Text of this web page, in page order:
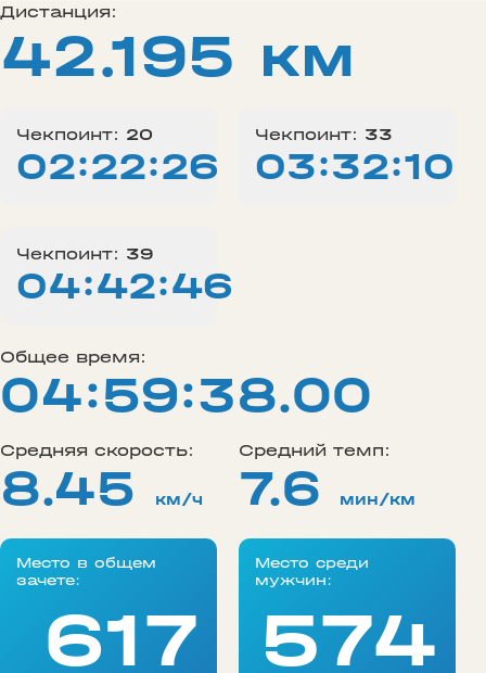
Дистанция:
42.195 км
Чекпоинт: 20
02:22:26
Чекпоинт: 33
03:32:10
Чекпоинт: 39
04:42:46
Общее время:
04:59:38.00
Средняя скорость:
8.45 км/ч
Средний темп:
7.6 мин/км
Место в общем
зачете:
617
Место среди
мужчин:
574